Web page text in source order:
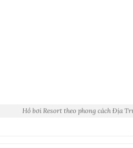
Hồ bơi Resort theo phong cách Địa